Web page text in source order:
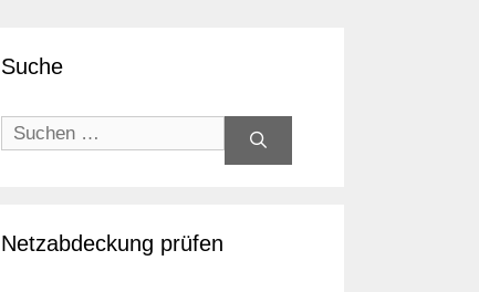
Suche
Suchen
nach:
Netzabdeckung prüfen